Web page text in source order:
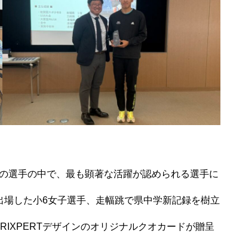
選手の中で、最も顕著な活躍が認められる選手に
した小6女子選手、走幅跳で県中学新記録を樹立
デザインのオリジナルクオカードが贈呈